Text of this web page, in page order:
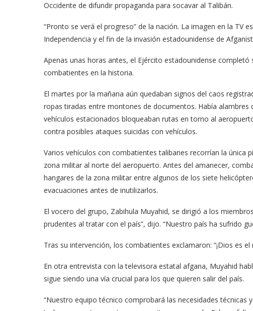
Occidente de difundir propaganda para socavar al Talibán.
“Pronto se verá el progreso” de la nación. La imagen en la TV
Independencia y el fin de la invasión estadounidense de
Apenas unas horas antes, el Ejército estadounidense
combatientes en la historia.
El martes por la mañana aún quedaban signos del caos
ropas tiradas entre montones de documentos. Había
vehículos estacionados bloqueaban rutas en torno al
contra posibles ataques suicidas con vehículos.
Varios vehículos con combatientes talibanes recorrían la única
zona militar al norte del aeropuerto. Antes del amanecer,
hangares de la zona militar entre algunos de los siete
evacuaciones antes de inutilizarlos.
El vocero del grupo, Zabihula Muyahid, se dirigió a los
prudentes al tratar con el país”, dijo. “Nuestro país ha sufrido
Tras su intervención, los combatientes exclamaron: “¡Dios es el
En otra entrevista con la televisora estatal afgana, Muyahid
sigue siendo una vía crucial para los que quieren salir del país.
“Nuestro equipo técnico comprobará las necesidades técnicas